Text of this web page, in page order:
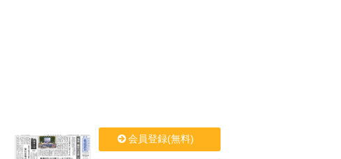
会員登録(無料)